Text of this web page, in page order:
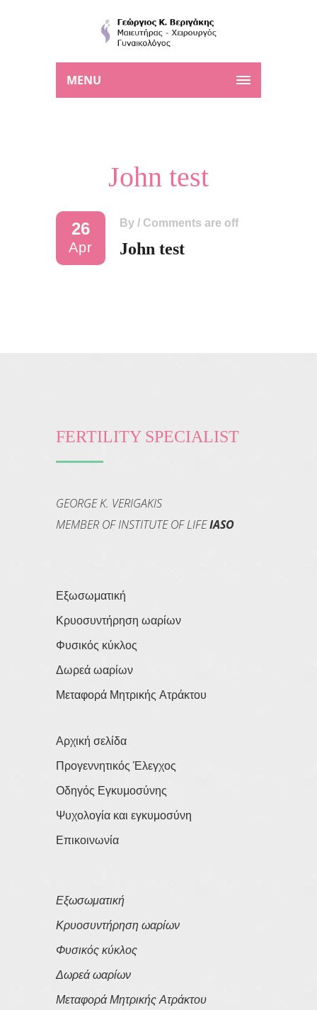
MENU
John test
26
Apr
By / Comments are off
John test
FERTILITY SPECIALIST
GEORGE K. VERIGAKIS
MEMBER OF INSTITUTE OF LIFEIASO
Εξωσωματική
Κρυοσυντήρηση ωαρίων
Φυσικός κύκλος
Δωρεά ωαρίων
Μεταφορά Μητρικής Ατράκτου
Αρχική σελίδα
Προγεννητικός Έλεγχος
Οδηγός Εγκυμοσύνης
Ψυχολογία και εγκυμοσύνη
Επικοινωνία
Εξωσωματική
Κρυοσυντήρηση ωαρίων
Φυσικός κύκλος
Δωρεά ωαρίων
Μεταφορά Μητρικής Ατράκτου